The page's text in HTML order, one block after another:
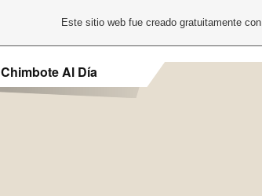
Chimbote Al Día
Este sitio web fue creado gratuitamente con